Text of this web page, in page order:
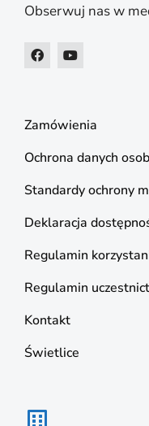
Obserwuj nas w
Zamówienia
Ochrona danych
Standardy ochrony
Deklaracja
Regulamin
Regulamin
Kontakt
Świetlice